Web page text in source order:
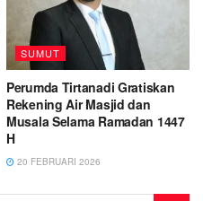
SUMUT
Perumda Tirtanadi Gratiskan
Rekening Air Masjid dan
Musala Selama Ramadan 1447
H
20 FEBRUARI 2026